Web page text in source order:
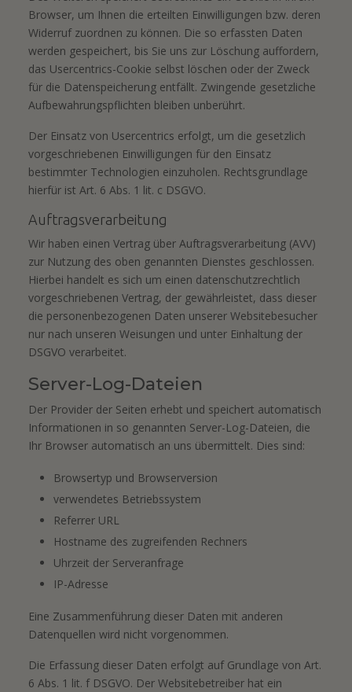
Browser, um Ihnen die erteilten Einwilligungen bzw. deren
Widerruf zuordnen zu können. Die so erfassten Daten
werden gespeichert, bis Sie uns zur Löschung auffordern,
das Usercentrics-Cookie selbst löschen oder der Zweck
für die Datenspeicherung entfällt. Zwingende gesetzliche
Aufbewahrungspflichten bleiben unberührt.
Der Einsatz von Usercentrics erfolgt, um die gesetzlich
vorgeschriebenen Einwilligungen für den Einsatz
bestimmter Technologien einzuholen. Rechtsgrundlage
hierfür ist Art. 6 Abs. 1 lit. c DSGVO.
Auftragsverarbeitung
Wir haben einen Vertrag über Auftragsverarbeitung (AVV)
zur Nutzung des oben genannten Dienstes geschlossen.
Hierbei handelt es sich um einen datenschutzrechtlich
vorgeschriebenen Vertrag, der gewährleistet, dass dieser
die personenbezogenen Daten unserer Websitebesucher
nur nach unseren Weisungen und unter Einhaltung der
DSGVO verarbeitet.
Server-Log-Dateien
Der Provider der Seiten erhebt und speichert automatisch
Informationen in so genannten Server-Log-Dateien, die
Ihr Browser automatisch an uns übermittelt. Dies sind:
Browsertyp und Browserversion
verwendetes Betriebssystem
Referrer URL
Hostname des zugreifenden Rechners
Uhrzeit der Serveranfrage
IP-Adresse
Eine Zusammenführung dieser Daten mit anderen
Datenquellen wird nicht vorgenommen.
Die Erfassung dieser Daten erfolgt auf Grundlage von Art.
6 Abs. 1 lit. f DSGVO. Der Websitebetreiber hat ein